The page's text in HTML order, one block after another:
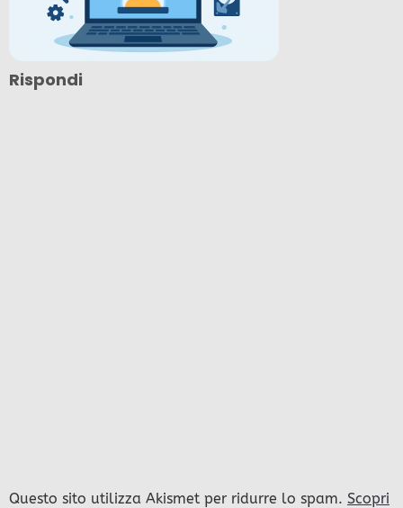
Rispondi
Questo sito utilizza Akismet per ridurre lo spam. Scopri